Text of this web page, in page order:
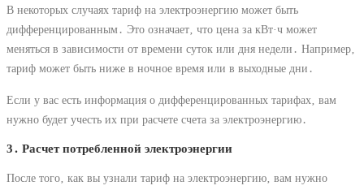
В некоторых случаях тариф на электроэнергию может быть
дифференцированным․ Это означает‚ что цена за кВт·ч может
меняться в зависимости от времени суток или дня недели․ Например‚
тариф может быть ниже в ночное время или в выходные дни․
Если у вас есть информация о дифференцированных тарифах‚ вам
нужно будет учесть их при расчете счета за электроэнергию․
3․ Расчет потребленной электроэнергии
После того‚ как вы узнали тариф на электроэнергию‚ вам нужно